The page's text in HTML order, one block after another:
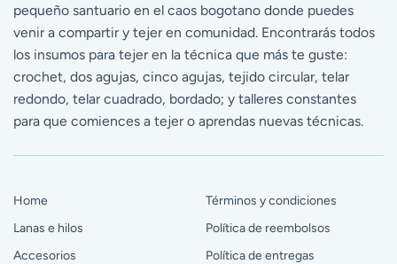
pequeño santuario en el caos bogotano donde puedes
venir a compartir y tejer en comunidad. Encontrarás todos
los insumos para tejer en la técnica que más te guste:
crochet, dos agujas, cinco agujas, tejido circular, telar
redondo, telar cuadrado, bordado; y talleres constantes
para que comiences a tejer o aprendas nuevas técnicas.
Home
Lanas e hilos
Accesorios
Términos y condiciones
Política de reembolsos
Política de entregas